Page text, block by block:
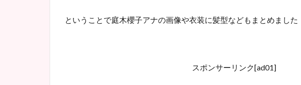
ということで庭木櫻子アナの画像や衣装に髪型などもまとめました
スポンサーリンク[ad01]